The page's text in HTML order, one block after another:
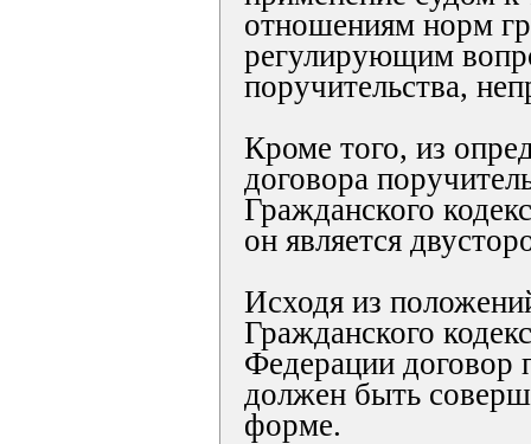
отношениям норм
регулирующим
поручительства,
Кроме того, из
договора
Гражданского
он является
Исходя из
Гражданского
Федерации договор
должен быть
форме.